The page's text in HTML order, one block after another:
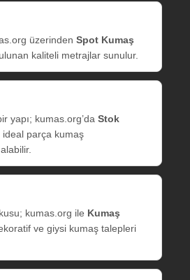
üzerinden Spot Kumaş
kaliteli metrajlar sunulur.
yapı; kumas.org’da Stok
parça kumaş
kumas.org ile Kumaş
ve giysi kumaş talepleri